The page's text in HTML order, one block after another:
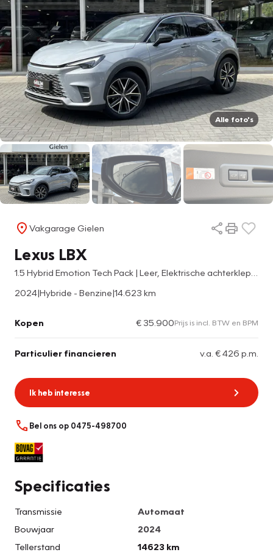
Alle foto's
Vakgarage Gielen
Lexus LBX
2024|Hybride - Benzine|14.623 km
Kopen € 35.900Prijs is incl. BTW en BPM
Particulier financieren v.a. € 426 p.m.
Ik heb interesse
Bel ons op 0475-498700
Specificaties
Transmissie
Automaat
Bouwjaar
2024
Tellerstand
14623 km